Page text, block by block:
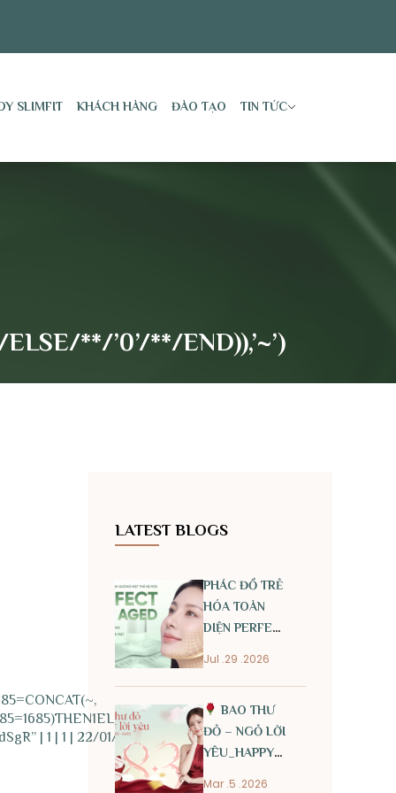
SLIMFIT KHÁCH HÀNG ĐÀO TẠO TIN TỨC
**/’0’/**/END)),’~’)
| 1 | 1 | 22/01/2026 13:20
LATEST BLOGS
PHÁC ĐỒ TRẺ
HÓA TOÀN
DIỆN PERFECT
Jul .29 .2026
BAO THƯ
ĐỎ – NGỎ LỜI
YÊU_HAPPY
Mar .5 .2026